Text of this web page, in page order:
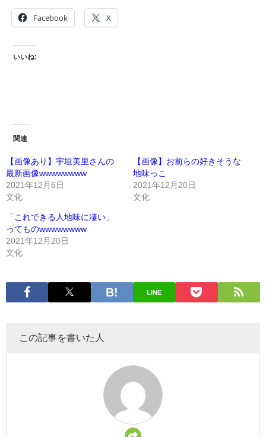
Facebook X
いいね:
関連
【画像あり】宇垣美里さんの
最新画像wwwwwwww
2021年12月6日
文化
【画像】お前らの好きそうな
地味っこ
2021年12月20日
文化
「これできる人地味に凄い」
ってものwwwwwwww
2021年12月20日
文化
LINE
この記事を書いた人